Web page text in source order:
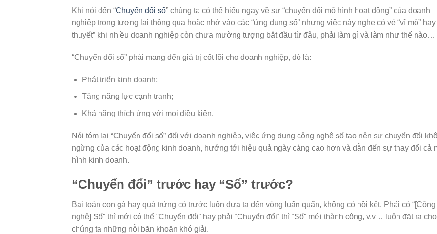
Khi nói đến “Chuyển đổi số” chúng ta có thể hiểu ngay về sự “chuyển đổi mô hình hoạt động” của doanh
nghiệp trong tương lai thông qua hoặc nhờ vào các “ứng dụng số” nhưng việc này nghe có vẻ “vĩ mô” hay
thuyết” khi nhiều doanh nghiệp còn chưa mường tượng bắt đầu từ đâu, phải làm gì và làm như thế nào…
“Chuyển đổi số” phải mang đến giá trị cốt lõi cho doanh nghiệp, đó là:
Phát triển kinh doanh;
Tăng năng lực cạnh tranh;
Khả năng thích ứng với mọi điều kiện.
Nói tóm lại “Chuyển đổi số” đối với doanh nghiệp, việc ứng dụng công nghệ số tạo nên sự chuyển đổi
ngừng của các hoạt động kinh doanh, hướng tới hiệu quả ngày càng cao hơn và dẫn đến sự thay đổi cả
hình kinh doanh.
“Chuyển đổi” trước hay “Số” trước?
Bài toán con gà hay quả trứng có trước luôn đưa ta đến vòng luẩn quẩn, không có hồi kết. Phải có “[Công
nghệ] Số” thì mới có thể “Chuyển đổi” hay phải “Chuyển đổi” thì “Số” mới thành công, v.v… luôn đặt ra cho
chúng ta những nỗi băn khoăn khó giải.